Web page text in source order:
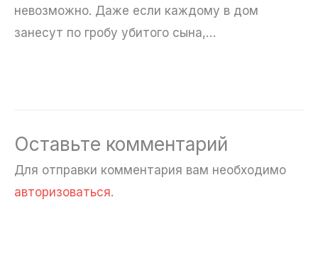
невозможно. Даже если каждому в дом
занесут по гробу убитого сына,…
Оставьте комментарий
Для отправки комментария вам необходимо
авторизоваться.